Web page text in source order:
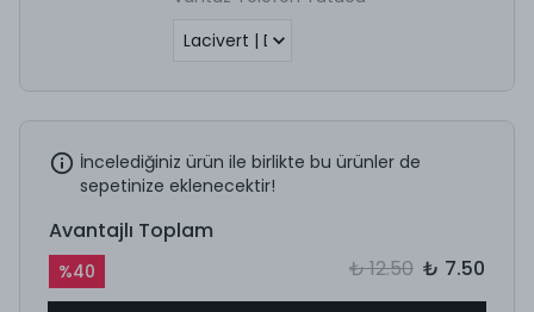
İncelediğiniz ürün ile birlikte bu ürünler de
sepetinize eklenecektir!
Avantajlı Toplam
%40 ₺ 12.50 ₺ 7.50